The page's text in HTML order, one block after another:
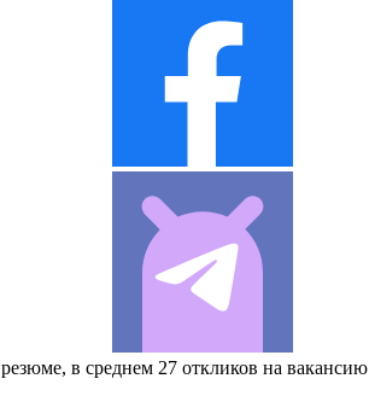
резюме, в среднем 27 откликов на вакансию